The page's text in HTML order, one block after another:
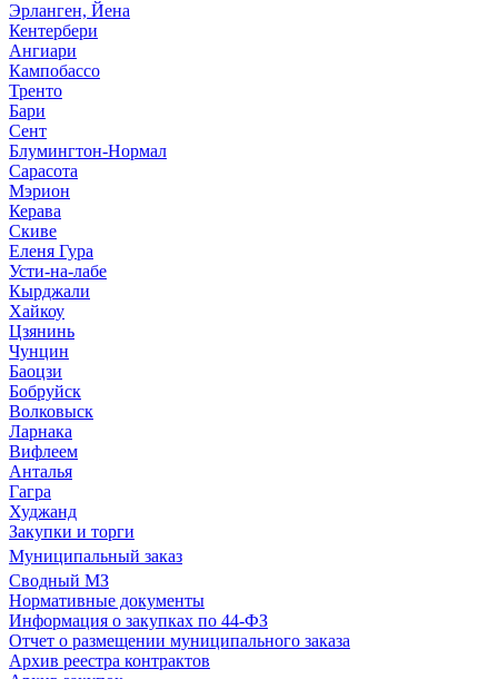
Эрланген, Йена
Кентербери
Ангиари
Кампобассо
Тренто
Бари
Сент
Блумингтон-Нормал
Сарасота
Мэрион
Керава
Скиве
Еленя Гура
Усти-на-лабе
Кырджали
Хайкоу
Цзянинь
Чунцин
Баоцзи
Бобруйск
Волковыск
Ларнака
Вифлеем
Анталья
Гагра
Худжанд
Закупки и торги
Муниципальный заказ
Сводный МЗ
Нормативные документы
Информация о закупках по 44-ФЗ
Отчет о размещении муниципального заказа
Архив реестра контрактов